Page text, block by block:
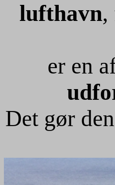
lufthavn,
er en
Det gør